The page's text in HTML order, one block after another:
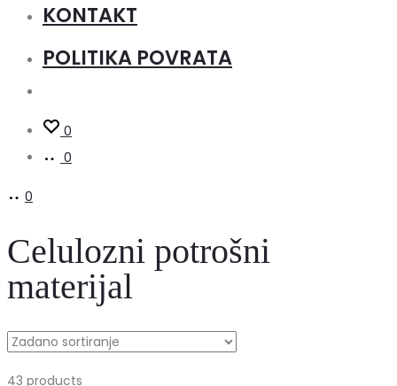
KONTAKT
POLITIKA POVRATA
0
0
0
Celulozni potrošni
materijal
43 products